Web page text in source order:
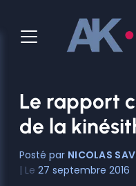
contenu
Le rapport
de la
NICOLAS
27 septembre 2016